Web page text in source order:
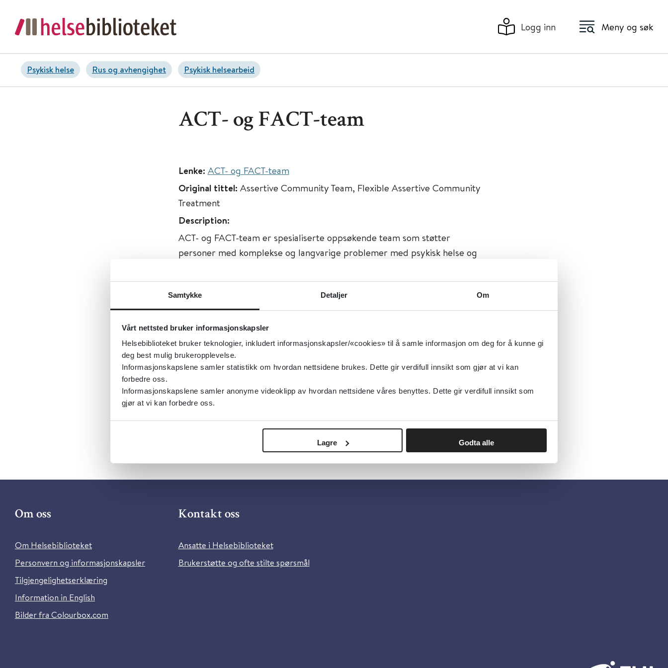
Samtykke Detaljer Om
Vårt nettsted bruker informasjonskapsler
Helsebiblioteket bruker teknologier, inkludert informasjonskapsler/«cookies» til å samle informasjon om deg for å kunne gi
deg best mulig brukeropplevelse.
Informasjonskapslene samler statistikk om hvordan nettsidene brukes. Dette gir verdifull innsikt som gjør at vi kan
forbedre oss.
Informasjonskapslene samler anonyme videoklipp av hvordan nettsidene våres benyttes. Dette gir verdifull innsikt som
gjør at vi kan forbedre oss.
Lagre Godta alle
Logg inn Meny og søk
Psykisk helse Rus og avhengighet Psykisk helsearbeid
ACT- og FACT-team
Lenke: ACT- og FACT-team
Original tittel: Assertive Community Team, Flexible Assertive Community
Treatment
Description:
ACT- og FACT-team er spesialiserte oppsøkende team som støtter
personer med komplekse og langvarige problemer med psykisk helse og
mer effektivt for de som har hatt lite utbytte av tradisjonelle tjenester.
Først publisert:12.05.2020
Sist faglig oppdatert:
Tema:Psykisk helse, Rus og avhengighet, Psykisk helsearbeid
Dokumenttype: Ressurser på nett
Språk:Norsk
Om oss
Om Helsebiblioteket
Personvern og informasjonskapsler
Tilgjengelighetserklæring
Information in English
Bilder fra Colourbox.com
Kontakt oss
Ansatte i Helsebiblioteket
Brukerstøtte og ofte stilte spørsmål